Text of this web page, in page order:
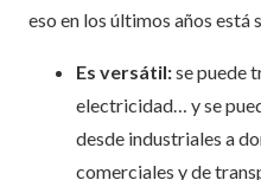
eso en los últimos años está
Es versátil:se puede
electricidad… y se
desde industriales a
comerciales y de